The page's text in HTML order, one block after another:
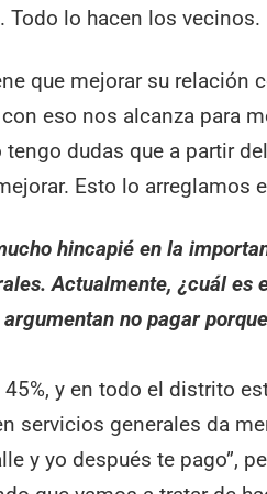
Todo lo hacen los vecinos.
que mejorar su relación
eso nos alcanza para
dudas que a partir
Esto lo arreglamos
hincapié en la
Actualmente, ¿cuál es
no pagar
45%, y en todo el distrito
servicios generales da
y yo después te pago”,